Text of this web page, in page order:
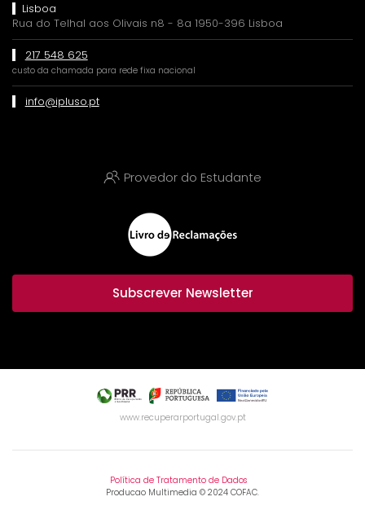
Lisboa
Rua do Telhal aos Olivais n8 - 8a 1950-396 Lisboa
217 548 625
custo da chamada para rede fixa nacional
info@ipluso.pt
Provedor do Estudante
Subscrever Newsletter
www.recuperarportugal.gov.pt
Política de Tratamento de Dados
Producao Multimedia © 2024 COFAC.